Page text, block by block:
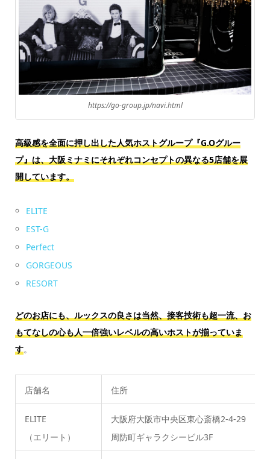
https://go-group.jp/navi.html
高級感を全面に押し出した人気ホストグループ『G.Oグルー
プ』は、 大阪ミナミにそれぞれコンセプトの異なる5店舗を展
開しています。
ELITE
EST-G
Perfect
GORGEOUS
RESORT
どのお店にも、ルックスの良さは当然、接客技術も超一流、お
もてなしの心も人一倍強いレベルの高いホストが揃っていま
す。
店舗名 住所
ELITE
（エリート）
大阪府大阪市中央区東心斎橋2-4-29
周防町ギャラクシービル3F